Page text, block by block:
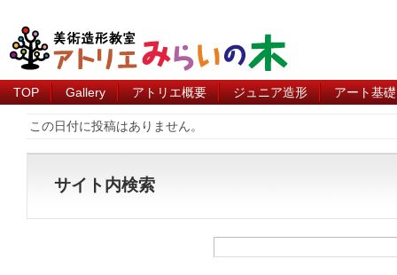
TOP Gallery アトリエ概要 ジュニア造形 アート基礎
この日付に投稿はありません。
サイト内検索